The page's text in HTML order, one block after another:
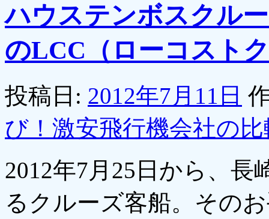
ハウステンボスクル
のLCC（ローコスト
投稿日: 2012年7月11日
び！激安飛行機会社の
2012年7月25日から、
るクルーズ客船。その